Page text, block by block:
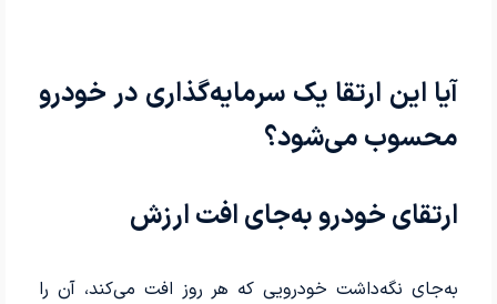
آیا این ارتقا یک سرمایه‌گذاری در خودرو
محسوب می‌شود؟
ارتقای خودرو به‌جای افت ارزش
به‌جای نگه‌داشت خودرویی که هر روز افت می‌کند، آن را